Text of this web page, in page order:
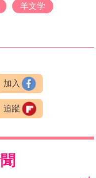
羊文学
加入
追蹤